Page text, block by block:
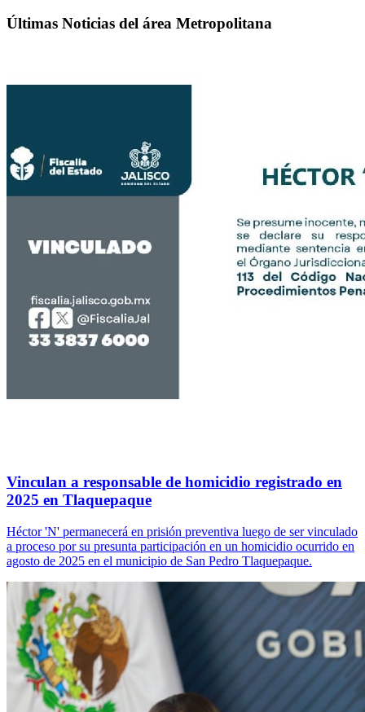
Últimas Noticias del área Metropolitana
Vinculan a responsable de homicidio registrado en
2025 en Tlaquepaque
Héctor 'N' permanecerá en prisión preventiva luego de ser vinculado
a proceso por su presunta participación en un homicidio ocurrido en
agosto de 2025 en el municipio de San Pedro Tlaquepaque.